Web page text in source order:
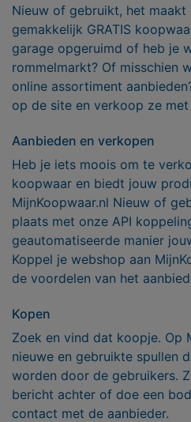
Nieuw of gebruikt, het
gemakkelijk GRATIS
garage opgeruimd of heb je
rommelmarkt? Of misschien
online assortiment
op de site en verkoop ze
Aanbieden en verkopen
Heb je iets moois om te
koopwaar en biedt jouw
MijnKoopwaar.nl Nieuw of
plaats met onze API
geautomatiseerde manier
Koppel je webshop aan
de voordelen van het
Kopen
Zoek en vind dat koopje. Op
nieuwe en gebruikte spullen
worden door de gebruikers.
bericht achter of doe een
contact met de aanbieder.